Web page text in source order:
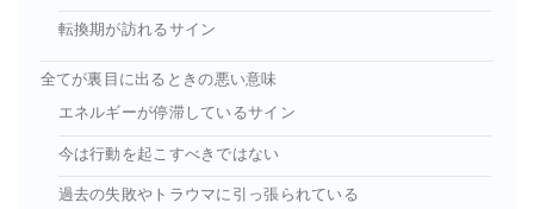
転換期が訪れるサイン
全てが裏目に出るときの悪い意味
エネルギーが停滞しているサイン
今は行動を起こすべきではない
過去の失敗やトラウマに引っ張られている